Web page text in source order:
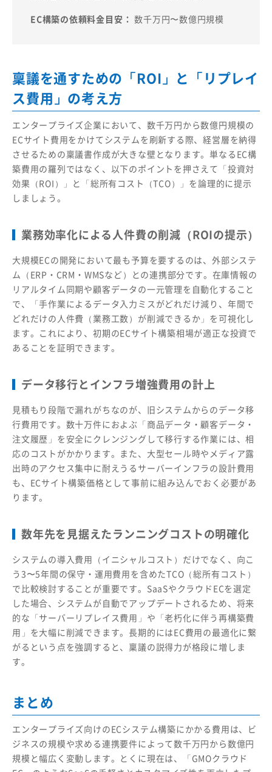
EC構築の依頼料金目安： 数千万円〜数億円規模
稟議を通すための「ROI」と「リプレイ
ス費用」の考え方
エンタープライズ企業において、数千万円から数億円規模の
ECサイト費用をかけてシステムを刷新する際、経営層を納得
させるための稟議書作成が大きな壁となります。単なるEC構
築費用の羅列ではなく、以下のポイントを押さえて「投資対
効果（ROI）」と「総所有コスト（TCO）」を論理的に提示
しましょう。
業務効率化による人件費の削減（ROIの提示）
大規模ECの開発において最も予算を要するのは、外部システ
ム（ERP・CRM・WMSなど）との連携部分です。在庫情報の
リアルタイム同期や顧客データの一元管理を自動化すること
で、「手作業によるデータ入力ミスがどれだけ減り、年間で
どれだけの人件費（業務工数）が削減できるか」を可視化し
ます。これにより、初期のECサイト構築相場が適正な投資で
あることを証明できます。
データ移行とインフラ増強費用の計上
見積もり段階で漏れがちなのが、旧システムからのデータ移
行費用です。数十万件におよぶ「商品データ・顧客データ・
注文履歴」を安全にクレンジングして移行する作業には、相
応のコストがかかります。また、大型セール時やメディア露
出時のアクセス集中に耐えうるサーバーインフラの設計費用
も、ECサイト構築価格として事前に組み込んでおく必要があ
ります。
数年先を見据えたランニングコストの明確化
システムの導入費用（イニシャルコスト）だけでなく、向こ
う3〜5年間の保守・運用費用を含めたTCO（総所有コスト）
で比較検討することが重要です。SaaSやクラウドECを選定
した場合、システムが自動でアップデートされるため、将来
的な「サーバーリプレイス費用」や「老朽化に伴う再構築費
用」を大幅に削減できます。長期的にはEC費用の最適化に繋
がるという点を強調すると、稟議の説得力が格段に増しま
す。
まとめ
エンタープライズ向けのECシステム構築にかかる費用は、ビ
ジネスの規模や求める連携要件によって数千万円から数億円
規模と幅広く変動します。とくに現在は、「GMOクラウド